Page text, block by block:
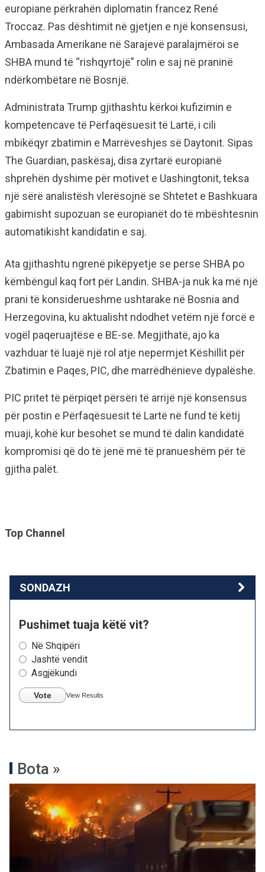
europiane përkrahën diplomatin francez René
Troccaz. Pas dështimit në gjetjen e një konsensusi,
Ambasada Amerikane në Sarajevë paralajmëroi se
SHBA mund të “rishqyrtojë” rolin e saj në praninë
ndërkombëtare në Bosnjë.
Administrata Trump gjithashtu kërkoi kufizimin e
kompetencave të Përfaqësuesit të Lartë, i cili
mbikëqyr zbatimin e Marrëveshjes së Daytonit. Sipas
The Guardian, paskësaj, disa zyrtarë europianë
shprehën dyshime për motivet e Uashingtonit, teksa
një sërë analistësh vlerësojnë se Shtetet e Bashkuara
gabimisht supozuan se europianët do të mbështesnin
automatikisht kandidatin e saj.
Ata gjithashtu ngrenë pikëpyetje se perse SHBA po
këmbëngul kaq fort për Landin. SHBA-ja nuk ka më një
prani të konsiderueshme ushtarake në Bosnia and
Herzegovina, ku aktualisht ndodhet vetëm një forcë e
vogël paqeruajtëse e BE-se. Megjithatë, ajo ka
vazhduar të luajë një rol atje nepermjet Këshillit për
Zbatimin e Paqes, PIC, dhe marrëdhënieve dypalëshe.
PIC pritet të përpiqet përsëri të arrijë një konsensus
për postin e Përfaqësuesit të Lartë në fund të këtij
muaji, kohë kur besohet se mund të dalin kandidatë
kompromisi që do të jenë më të pranueshëm për të
gjitha palët.
Top Channel
SONDAZH
Pushimet tuaja këtë vit?
Në Shqipëri
Jashtë vendit
Asgjëkundi
Vote View Results
Bota »